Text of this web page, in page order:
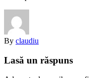
By claudiu
Lasă un răspuns